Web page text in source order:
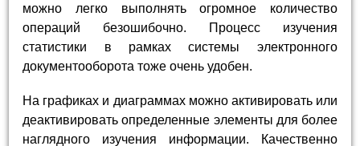
можно легко выполнять огромное количество
операций безошибочно. Процесс изучения
статистики в рамках системы электронного
документооборота тоже очень удобен.
На графиках и диаграммах можно активировать или
деактивировать определенные элементы для более
наглядного изучения информации. Качественно